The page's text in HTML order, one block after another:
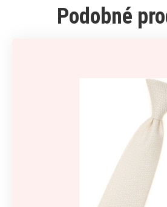
Podobné